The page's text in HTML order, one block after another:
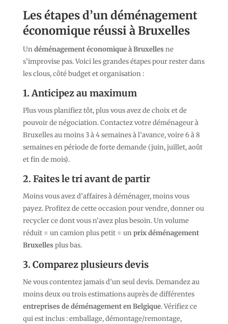
Les étapes d’un déménagement
économique réussi à Bruxelles
Undéménagement économique à Bruxelles ne
s’improvise pas. Voici les grandes étapes pour rester dans
les clous, côté budget et organisation :
1. Anticipez au maximum
Plus vous planifiez tôt, plus vous avez de choix et de
pouvoir de négociation. Contactez votre déménageur à
Bruxelles au moins 3 à 4 semaines à l’avance, voire 6 à 8
semaines en période de forte demande (juin, juillet, août
et fin de mois).
2. Faites le tri avant de partir
Moins vous avez d’affaires à déménager, moins vous
payez. Profitez de cette occasion pour vendre, donner ou
recycler ce dont vous n’avez plus besoin. Un volume
réduit = un camion plus petit = unprix déménagement
Bruxelles plus bas.
3. Comparez plusieurs devis
Ne vous contentez jamais d’un seul devis. Demandez au
moins deux ou trois estimations auprès de différentes
entreprises de déménagement en Belgique. Vérifiez ce
qui est inclus : emballage, démontage/remontage,